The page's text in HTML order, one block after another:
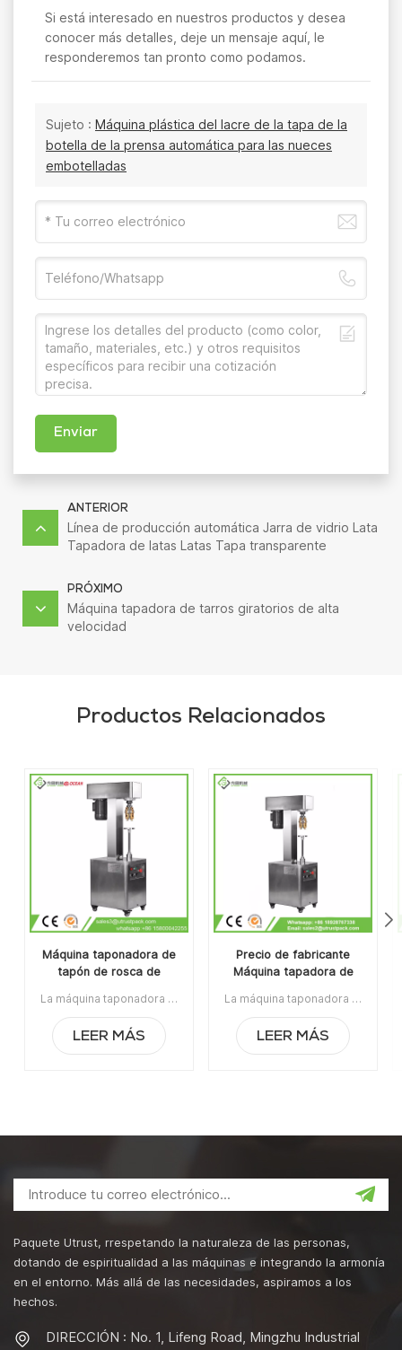
Si está interesado en nuestros productos y desea
conocer más detalles, deje un mensaje aquí, le
responderemos tan pronto como podamos.
Sujeto : Máquina plástica del lacre de la tapa de la
botella de la prensa automática para las nueces
embotelladas
Enviar
ANTERIOR
Línea de producción automática Jarra de vidrio Lata
Tapadora de latas Latas Tapa transparente
PRÓXIMO
Máquina tapadora de tarros giratorios de alta
velocidad
Productos Relacionados
Máquina taponadora de
tapón de rosca de
La máquina taponadora de tapas de rosca manual es adecuada para el sellado de tapas de rosca / tapas Ropp / tapas de engaste en la botella de vidrio / plástico. Es ampliamente utilizado en las industrias de vino, jarabe, líquido oral y pesticidas.Artículo No:UT1BSG4Precio:1540Rango de precios:4~5/$1360Rango de precios:2~3/$1430La orden mínima:1Pago:TTPuerto de embarque:CantónRegión original:Guangzhou, ChinaTiempo de espera:15 días después de recibir el depósito
LEER MÁS
Precio de fabricante
Máquina tapadora de
vidrio líquido oral
La máquina taponadora de tapas de botellas de vidrio líquido oral a precio de fabricante es un equipo de tapado antirrobo de aluminio para botellas de plástico y botellas de vidrio de alta calidad. Es ampliamente utilizado en la industria alimentaria, la industria química, la industria médica y farmacéutica.La orden mínima:1Pago:T/TPuerto de embarque:CantónRegión original:PorcelanaTiempo de espera:3-5 días después de recibir el depósito
LEER MÁS
Paquete Utrust, rrespetando la naturaleza de las personas,
dotando de espiritualidad a las máquinas e integrando la armonía
en el entorno. Más allá de las necesidades, aspiramos a los
hechos.
DIRECCIÓN : No. 1, Lifeng Road, Mingzhu Industrial